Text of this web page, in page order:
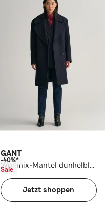
GANT
Wollmix-Mantel dunkelblau
-40%*
Sale
Jetzt shoppen